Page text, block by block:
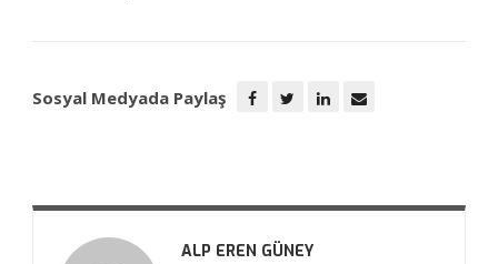
Sosyal Medyada Paylaş
ALP EREN GÜNEY